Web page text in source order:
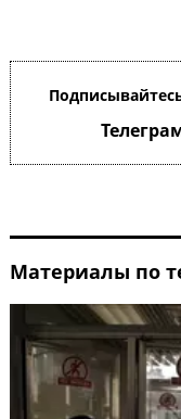
Материалы по